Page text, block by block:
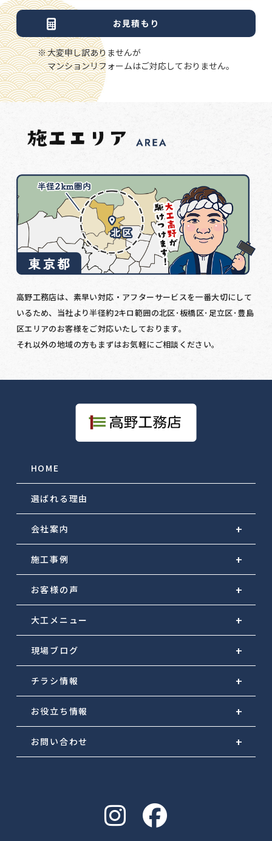
お見積もり
大変申し訳ありませんが
マンションリフォームはご対応しておりません。
高野工務店は、素早い対応・アフターサービスを一番大切にして
いるため、当社より半径約2キロ範囲の北区･板橋区･足立区･豊島
区エリアのお客様をご対応いたしております。
それ以外の地域の方もまずはお気軽にご相談ください。
HOME
選ばれる理由
会社案内
施工事例
お客様の声
大工メニュー
現場ブログ
チラシ情報
お役立ち情報
お問い合わせ